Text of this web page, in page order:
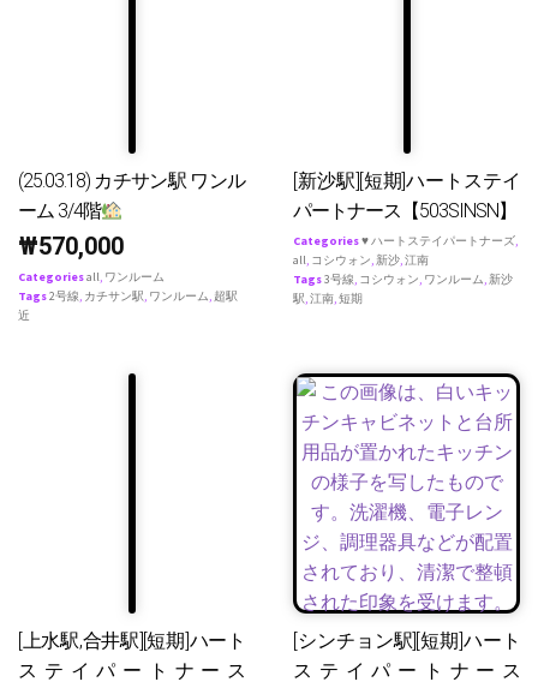
(25.03.18) カチサン駅 ワンル
ーム 3/4階
₩570,000
Categoriesall, ワンルーム
Tags2号線, カチサン駅, ワンルーム, 超駅
近
[新沙駅][短期]ハートステイ
パートナース【503SINSN】
Categories♥ ハートステイパートナーズ,
all, コシウォン,新沙,江南
Tags3号線, コシウォン, ワンルーム,新沙
駅,江南,短期
[上水駅,合井駅][短期]ハート
ステイパートナース
[シンチョン駅][短期]ハート
ステイパートナース